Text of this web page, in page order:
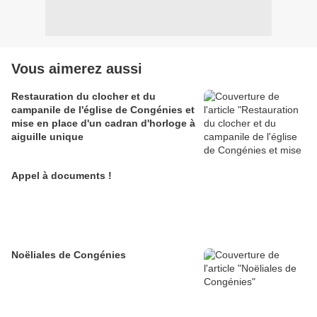
Vous aimerez aussi
Restauration du clocher et du
campanile de l'église de Congénies et
mise en place d'un cadran d'horloge à
aiguille unique
Appel à documents !
Noëliales de Congénies